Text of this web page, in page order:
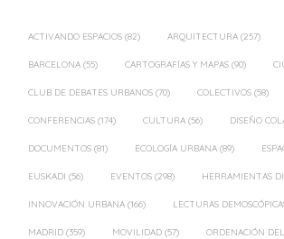
ACTIVANDO ESPACIOS (82) ARQUITECTURA (257)
BARCELONA (55) CARTOGRAFÍAS Y MAPAS (90)
CLUB DE DEBATES URBANOS (70) COLECTIVOS (58)
CONFERENCIAS (174) CULTURA (56) DISEÑO
DOCUMENTOS (81) ECOLOGÍA URBANA (89)
EUSKADI (56) EVENTOS (298) HERRAMIENTAS
INNOVACIÓN URBANA (166) LECTURAS
MADRID (359) MOVILIDAD (57) ORDENACIÓN